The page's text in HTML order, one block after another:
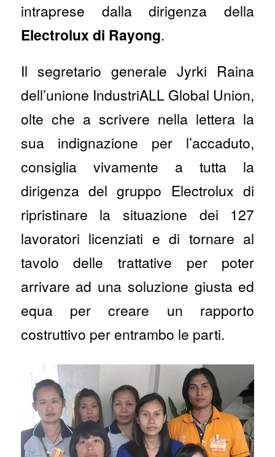
intraprese dalla dirigenza della
Electrolux di Rayong.
Il segretario generale Jyrki Raina
dell’unione IndustriALL Global Union,
olte che a scrivere nella lettera la
sua indignazione per l’accaduto,
consiglia vivamente a tutta la
dirigenza del gruppo Electrolux di
ripristinare la situazione dei 127
lavoratori licenziati e di tornare al
tavolo delle trattative per poter
arrivare ad una soluzione giusta ed
equa per creare un rapporto
costruttivo per entrambo le parti.